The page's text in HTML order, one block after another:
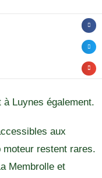
Luynes également.
aux
moteur restent rares.
Membrolle et